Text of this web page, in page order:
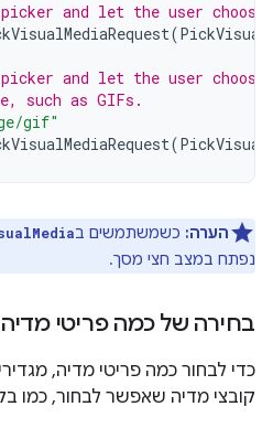
and let the user
(
and let the user
such as GIFs.
gif"
(
הערה: כשמשתמשים ב
נפתח במצב חצי מסך.
בחירה של כמה פריטי מדיה
כדי לבחור כמה פריטי מדיה,
קובצי מדיה שאפשר לבחור, כמו